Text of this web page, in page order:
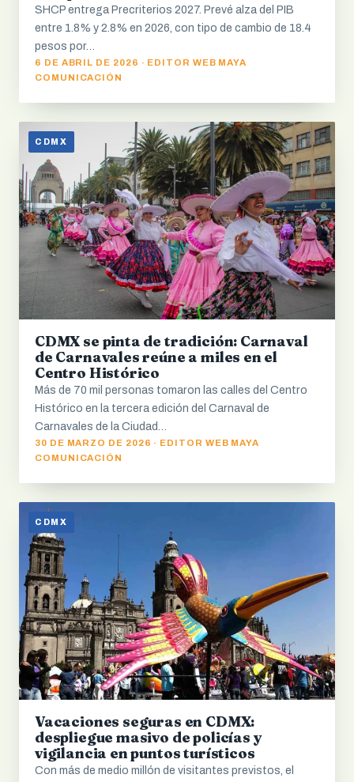
SHCP entrega Precriterios 2027. Prevé alza del PIB
entre 1.8% y 2.8% en 2026, con tipo de cambio de 18.4
pesos por…
6 DE ABRIL DE 2026 · EDITOR WEB MAYA
COMUNICACIÓN
CDMX
CDMX se pinta de tradición: Carnaval
de Carnavales reúne a miles en el
Centro Histórico
Más de 70 mil personas tomaron las calles del Centro
Histórico en la tercera edición del Carnaval de
Carnavales de la Ciudad…
30 DE MARZO DE 2026 · EDITOR WEB MAYA
COMUNICACIÓN
CDMX
Vacaciones seguras en CDMX:
despliegue masivo de policías y
vigilancia en puntos turísticos
Con más de medio millón de visitantes previstos, el